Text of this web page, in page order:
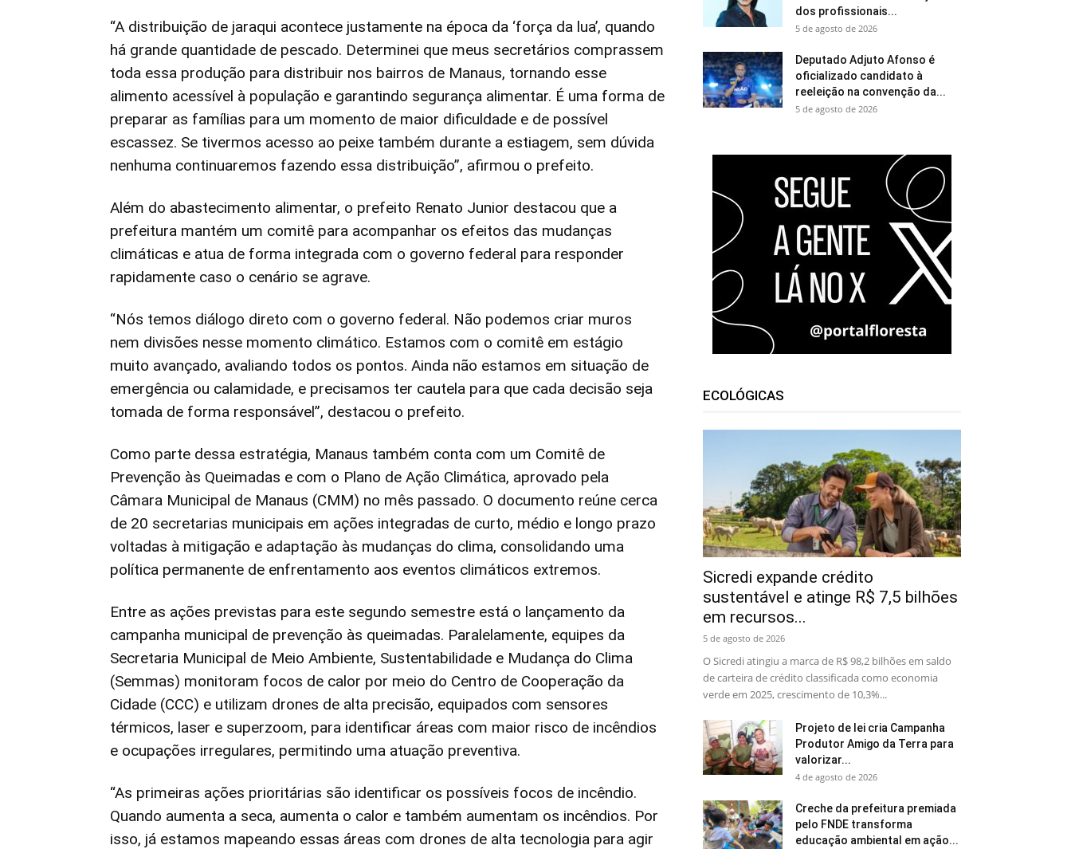
“A distribuição de jaraqui acontece justamente na época da ‘força da lua’, quando
há grande quantidade de pescado. Determinei que meus secretários comprassem
toda essa produção para distribuir nos bairros de Manaus, tornando esse
alimento acessível à população e garantindo segurança alimentar. É uma forma de
preparar as famílias para um momento de maior dificuldade e de possível
escassez. Se tivermos acesso ao peixe também durante a estiagem, sem dúvida
nenhuma continuaremos fazendo essa distribuição”, afirmou o prefeito.
Além do abastecimento alimentar, o prefeito Renato Junior destacou que a
prefeitura mantém um comitê para acompanhar os efeitos das mudanças
climáticas e atua de forma integrada com o governo federal para responder
rapidamente caso o cenário se agrave.
“Nós temos diálogo direto com o governo federal. Não podemos criar muros
nem divisões nesse momento climático. Estamos com o comitê em estágio
muito avançado, avaliando todos os pontos. Ainda não estamos em situação de
emergência ou calamidade, e precisamos ter cautela para que cada decisão seja
tomada de forma responsável”, destacou o prefeito.
Como parte dessa estratégia, Manaus também conta com um Comitê de
Prevenção às Queimadas e com o Plano de Ação Climática, aprovado pela
Câmara Municipal de Manaus (CMM) no mês passado. O documento reúne cerca
de 20 secretarias municipais em ações integradas de curto, médio e longo prazo
voltadas à mitigação e adaptação às mudanças do clima, consolidando uma
política permanente de enfrentamento aos eventos climáticos extremos.
Entre as ações previstas para este segundo semestre está o lançamento da
campanha municipal de prevenção às queimadas. Paralelamente, equipes da
Secretaria Municipal de Meio Ambiente, Sustentabilidade e Mudança do Clima
(Semmas) monitoram focos de calor por meio do Centro de Cooperação da
Cidade (CCC) e utilizam drones de alta precisão, equipados com sensores
térmicos, laser e superzoom, para identificar áreas com maior risco de incêndios
e ocupações irregulares, permitindo uma atuação preventiva.
“As primeiras ações prioritárias são identificar os possíveis focos de incêndio.
Quando aumenta a seca, aumenta o calor e também aumentam os incêndios. Por
isso, já estamos mapeando essas áreas com drones de alta tecnologia para agir
dos profissionais...
5 de agosto de 2026
Deputado Adjuto Afonso é
oficializado candidato à
reeleição na convenção da...
5 de agosto de 2026
ECOLÓGICAS
Sicredi expande crédito
sustentável e atinge R$ 7,5 bilhões
em recursos...
5 de agosto de 2026
O Sicredi atingiu a marca de R$ 98,2 bilhões em saldo
de carteira de crédito classificada como economia
verde em 2025, crescimento de 10,3%...
Projeto de lei cria Campanha
Produtor Amigo da Terra para
valorizar...
4 de agosto de 2026
Creche da prefeitura premiada
pelo FNDE transforma
educação ambiental em ação...